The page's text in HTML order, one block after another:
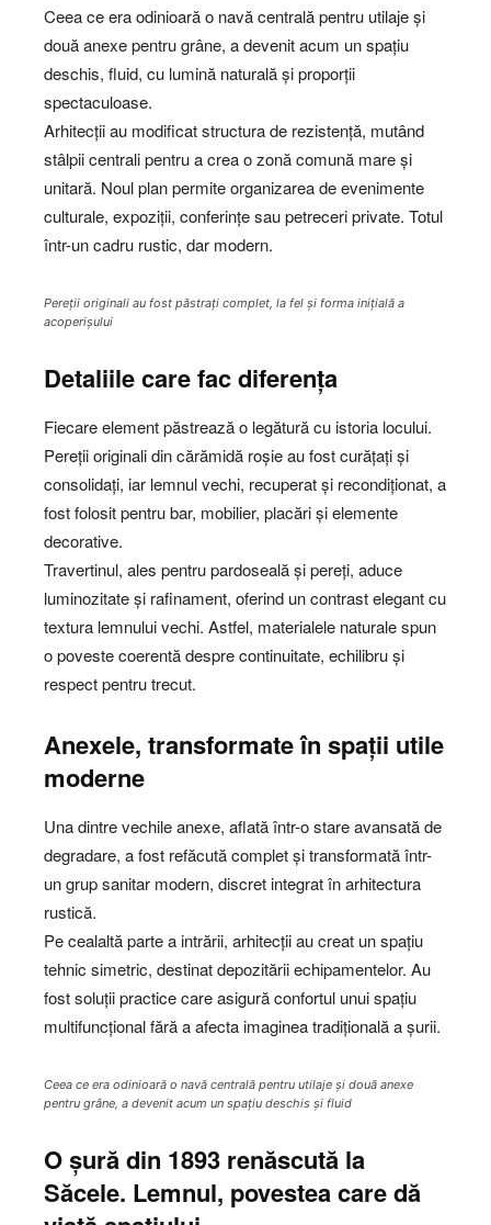
Ceea ce era odinioară o navă centrală pentru utilaje și
două anexe pentru grâne, a devenit acum un spațiu
deschis, fluid, cu lumină naturală și proporții
spectaculoase.
Arhitecții au modificat structura de rezistență, mutând
stâlpii centrali pentru a crea o zonă comună mare și
unitară. Noul plan permite organizarea de evenimente
culturale, expoziții, conferințe sau petreceri private. Totul
într-un cadru rustic, dar modern.
Pereții originali au fost păstrați complet, la fel și forma inițială a
acoperișului
Detaliile care fac diferența
Fiecare element păstrează o legătură cu istoria locului.
Pereții originali din cărămidă roșie au fost curățați și
consolidați, iar lemnul vechi, recuperat și recondiționat, a
fost folosit pentru bar, mobilier, placări și elemente
decorative.
Travertinul, ales pentru pardoseală și pereți, aduce
luminozitate și rafinament, oferind un contrast elegant cu
textura lemnului vechi. Astfel, materialele naturale spun
o poveste coerentă despre continuitate, echilibru și
respect pentru trecut.
Anexele, transformate în spații utile
moderne
Una dintre vechile anexe, aflată într-o stare avansată de
degradare, a fost refăcută complet și transformată într-
un grup sanitar modern, discret integrat în arhitectura
rustică.
Pe cealaltă parte a intrării, arhitecții au creat un spațiu
tehnic simetric, destinat depozitării echipamentelor. Au
fost soluții practice care asigură confortul unui spațiu
multifuncțional fără a afecta imaginea tradițională a șurii.
Ceea ce era odinioară o navă centrală pentru utilaje și două anexe
pentru grâne, a devenit acum un spațiu deschis și fluid
O șură din 1893 renăscută la
Săcele. Lemnul, povestea care dă